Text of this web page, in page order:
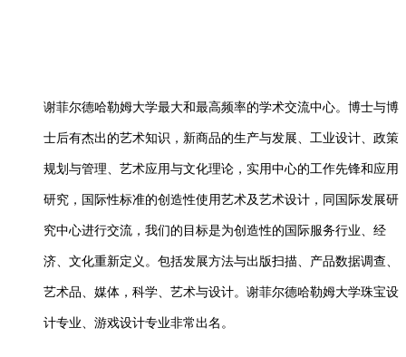
谢菲尔德哈勒姆大学最大和最高频率的学术交流中心。博士与博
士后有杰出的艺术知识，新商品的生产与发展、工业设计、政策
规划与管理、艺术应用与文化理论，实用中心的工作先锋和应用
研究，国际性标准的创造性使用艺术及艺术设计，同国际发展研
究中心进行交流，我们的目标是为创造性的国际服务行业、经
济、文化重新定义。包括发展方法与出版扫描、产品数据调查、
艺术品、媒体，科学、艺术与设计。谢菲尔德哈勒姆大学珠宝设
计专业、游戏设计专业非常出名。